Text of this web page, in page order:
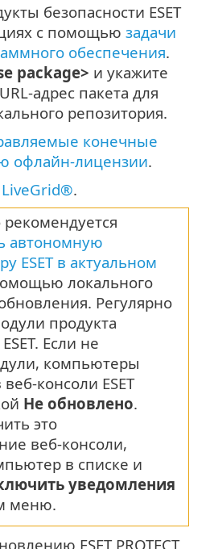
безопасности ESET
с помощью задачи
обеспечения.
package> и укажите
адрес пакета для
репозитория.
конечные
офлайн-лицензии.
LiveGrid®.
автономную
ESET в актуальном
локального
Регулярно
продукта
Если не
компьютеры
консоли ESET
Не обновлено.
это
веб-консоли,
в списке и
уведомления
меню.
ESET PROTECT